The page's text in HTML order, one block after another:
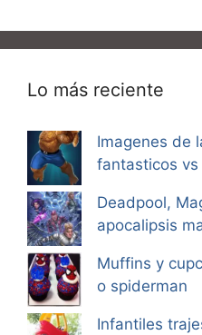
Lo más reciente
Imagenes de
fantasticos vs
Deadpool,
apocalipsis
Muffins y
o spiderman
Infantiles